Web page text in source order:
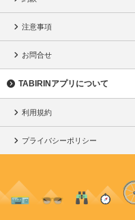
注意事項
お問合せ
TABIRINアプリについて
利用規約
プライバシーポリシー